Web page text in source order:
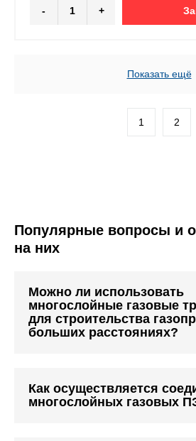
- +
Показать ещё
1 2
Популярные вопросы и
на них
Можно ли использовать
многослойные газовые
для строительства
больших расстояниях?
Как осуществляется
многослойных газовых